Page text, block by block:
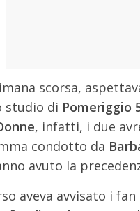
scorsa,
studio di Pomeriggio
, infatti, i due
condotto da
avuto la
aveva avvisato i